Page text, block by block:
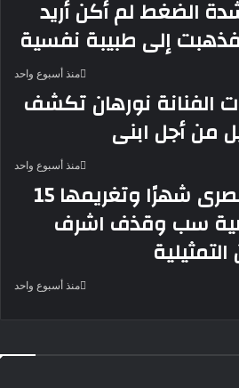
الضغط لم أكن أريد
إلى طبيبة نفسية
منذ أسبوع واحد
6 سنوات الفنانة نورهان تكشف
من أجل ابنى
منذ أسبوع واحد
حبس ياسمينا المصرى شهرًا وتغريمها 15
سب وقذف اشرف
منذ أسبوع واحد